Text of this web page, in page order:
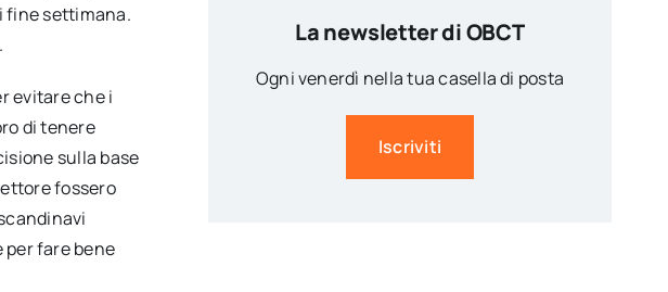
fine settimana.
evitare che i
di tenere
sulla base
fossero
fare bene
La newsletter di OBCT
Ogni venerdì nella tua casella di posta
Iscriviti